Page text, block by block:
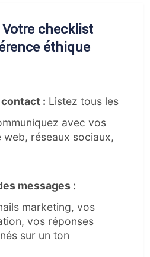
checklist
éthique
: Listez tous les
avec vos
web, réseaux sociaux,
messages :
marketing, vos
vos réponses
sur un ton